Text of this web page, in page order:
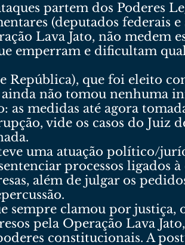
partem dos Poderes
(deputados federais
Lava Jato, não medem
emperram e dificultam
República), que foi eleito
não tomou nenhuma
as medidas até agora
vide os casos do Juiz
uma atuação político/
processos ligados
além de julgar os
sempre clamou por justiça,
pela Operação Lava
constitucionais. A